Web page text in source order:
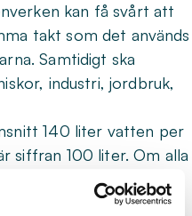
kan få svårt att
takt som det används
Samtidigt ska
industri, jordbruk,
140 liter vatten per
siffran 100 liter. Om alla
med 10 liter vatten per
många miljoner liter